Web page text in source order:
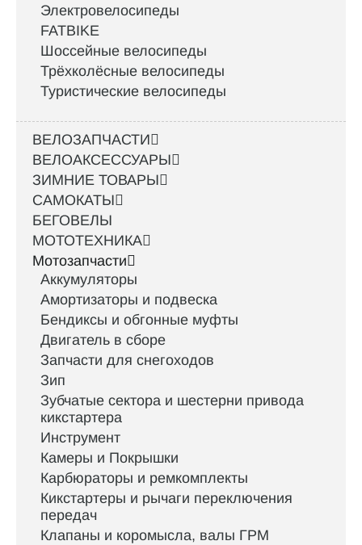
Электровелосипеды
FATBIKE
Шоссейные велосипеды
Трёхколёсные велосипеды
Туристические велосипеды
ВЕЛОЗАПЧАСТИ
ВЕЛОАКСЕССУАРЫ
ЗИМНИЕ ТОВАРЫ
САМОКАТЫ
БЕГОВЕЛЫ
МОТОТЕХНИКА
Мотозапчасти
Аккумуляторы
Амортизаторы и подвеска
Бендиксы и обгонные муфты
Двигатель в сборе
Запчасти для снегоходов
Зип
Зубчатые сектора и шестерни привода
кикстартера
Инструмент
Камеры и Покрышки
Карбюраторы и ремкомплекты
Кикстартеры и рычаги переключения
передач
Клапаны и коромысла, валы ГРМ